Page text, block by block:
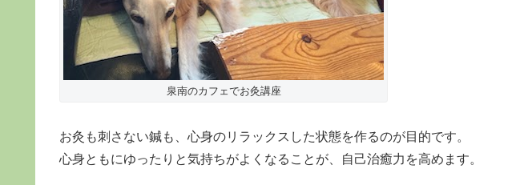
泉南のカフェでお灸講座
お灸も刺さない鍼も、心身のリラックスした状態を作るのが目的です。
心身ともにゆったりと気持ちがよくなることが、自己治癒力を高めます。